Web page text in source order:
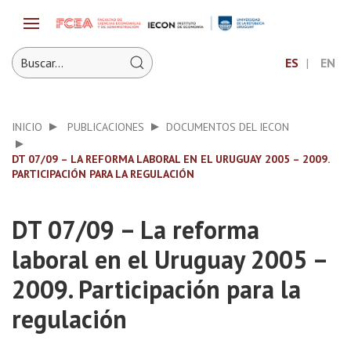
ES EN
INICIO PUBLICACIONES DOCUMENTOS DEL IECON
DT 07/09 – LA REFORMA LABORAL EN EL URUGUAY 2005 – 2009.
PARTICIPACIÓN PARA LA REGULACIÓN
DT 07/09 – La reforma
laboral en el Uruguay 2005 –
2009. Participación para la
regulación